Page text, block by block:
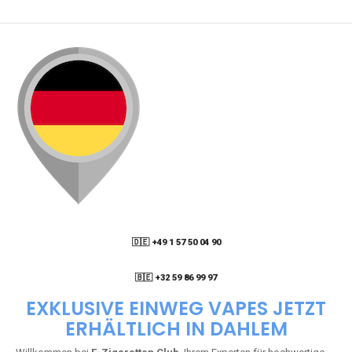
🇩🇪 +49 1 57 50 04 90
🇧🇪 +32 59 86 99 97
EXKLUSIVE EINWEG VAPES JETZT
ERHÄLTLICH IN DAHLEM